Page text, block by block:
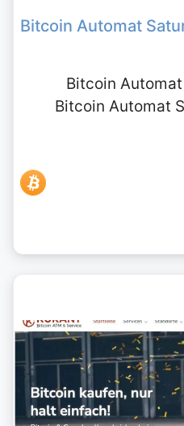
Bitcoin Automat
Bitcoin
Bitcoin Automat